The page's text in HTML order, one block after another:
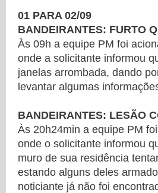
01 PARA 02/09
BANDEIRANTES: FURTO
Às 09h a equipe PM foi
onde a solicitante informou
janelas arrombada, dando
levantar algumas
BANDEIRANTES: LESÃO
Às 20h24min a equipe PM
onde o solicitante informou
muro de sua residência
estando alguns deles
noticiante já não foi